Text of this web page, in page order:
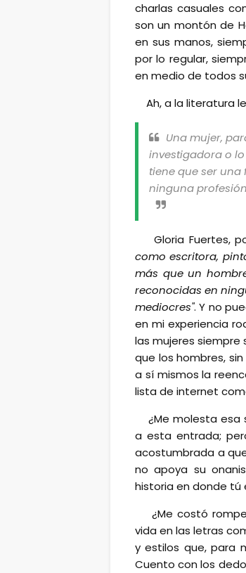
charlas casuales
son un montón de
en sus manos,
por lo regular,
en medio de todos
Ah, a la literatura
Una mujer,
investigadora o
tiene que ser una
ninguna
Gloria Fuertes,
como escritora,
más que un
reconocidas en
mediocres". Y no
en mi experiencia
las mujeres
que los hombres,
a sí mismos la
lista de internet
¿Me molesta esa
a esta entrada;
acostumbrada a
no apoya su
historia en donde tú
¿Me costó
vida en las letras
y estilos que, para
Cuento con los